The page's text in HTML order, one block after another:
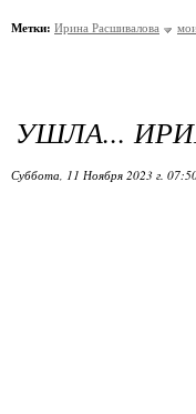
Метки: Ирина Расшивалова
УШЛА...
Суббота, 11 Ноября 2023 г.